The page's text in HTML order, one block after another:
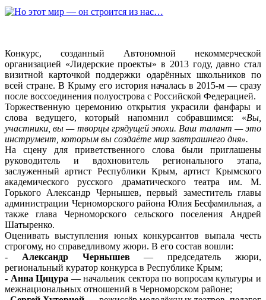
Конкурс, созданный Автономной некоммерческой
организацией «Лидерские проекты» в 2013 году, давно стал
визитной карточкой поддержки одарённых школьников по
всей стране. В Крыму его история началась в 2015-м — сразу
после воссоединения полуострова с Российской Федерацией.
Торжественную церемонию открытия украсили фанфары и
слова ведущего, который напомнил собравшимся: «Вы,
участники, вы — творцы грядущей эпохи. Ваш талант — это
инструмент, которым вы создаёте мир завтрашнего дня».
На сцену для приветственного слова были приглашены
руководитель и вдохновитель регионального этапа,
заслуженный артист Республики Крым, артист Крымского
академического русского драматического театра им. М.
Горького Александр Чернышев, первый заместитель главы
администрации Черноморского района Юлия Бесфамильная, а
также глава Черноморского сельского поселения Андрей
Шатыренко.
Оценивать выступления юных конкурсантов выпала честь
строгому, но справедливому жюри. В его состав вошли:
- Александр Чернышев— председатель жюри,
региональный куратор конкурса в Республике Крым;
- Анна Цицура — начальник сектора по вопросам культуры и
межнациональных отношений в Черноморском районе;